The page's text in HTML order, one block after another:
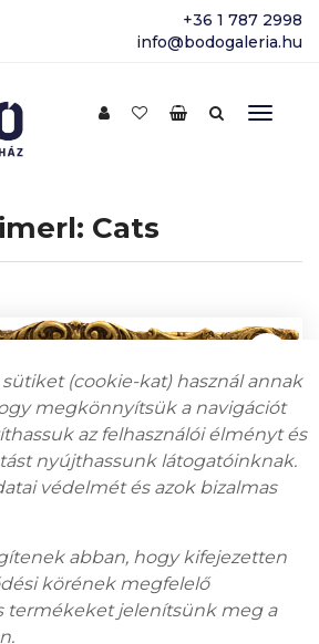
+36 1 787 2998
info@bodogaleria.hu
Cats
(cookie-kat) használ annak
megkönnyítsük a navigációt
az felhasználói élményt és
nyújthassunk látogatóinknak.
védelmét és azok bizalmas
abban, hogy kifejezetten
körének megfelelő
termékeket jelenítsünk meg a